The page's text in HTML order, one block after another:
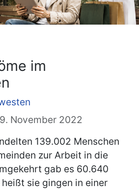
im
November 2022
139.002 Menschen
zur Arbeit in die
gab es 60.640
sie gingen in einer